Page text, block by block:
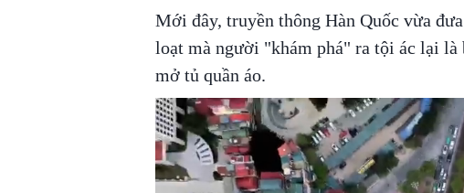
Mới đây, truyền thông Hàn Quốc vừa
loạt mà người "khám phá" ra tội ác lại là
mở tủ quần áo.